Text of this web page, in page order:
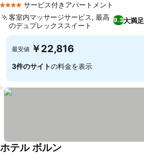
4 ホテルのランクサービス付きアパートメント
9.3大満足
客室内マッサージサービス, 最高
のデュプレックススイート
最安値 ￥22,816
3件のサイトの料金を表示
ホテル ボルン